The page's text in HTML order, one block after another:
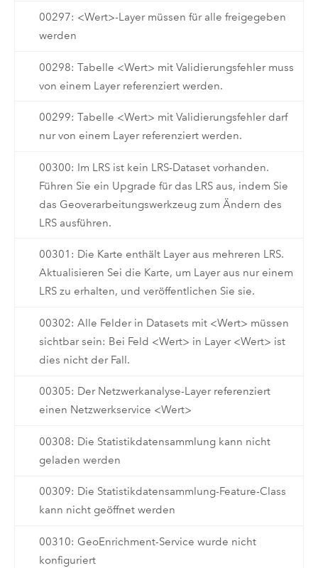
00297: <Wert>-Layer müssen für alle freigegeben
werden
00298: Tabelle <Wert> mit Validierungsfehler muss
von einem Layer referenziert werden.
00299: Tabelle <Wert> mit Validierungsfehler darf
nur von einem Layer referenziert werden.
00300: Im LRS ist kein LRS-Dataset vorhanden.
Führen Sie ein Upgrade für das LRS aus, indem Sie
das Geoverarbeitungswerkzeug zum Ändern des
LRS ausführen.
00301: Die Karte enthält Layer aus mehreren LRS.
Aktualisieren Sei die Karte, um Layer aus nur einem
LRS zu erhalten, und veröffentlichen Sie sie.
00302: Alle Felder in Datasets mit <Wert> müssen
sichtbar sein: Bei Feld <Wert> in Layer <Wert> ist
dies nicht der Fall.
00305: Der Netzwerkanalyse-Layer referenziert
einen Netzwerkservice <Wert>
00308: Die Statistikdatensammlung kann nicht
geladen werden
00309: Die Statistikdatensammlung-Feature-Class
kann nicht geöffnet werden
00310: GeoEnrichment-Service wurde nicht
konfiguriert